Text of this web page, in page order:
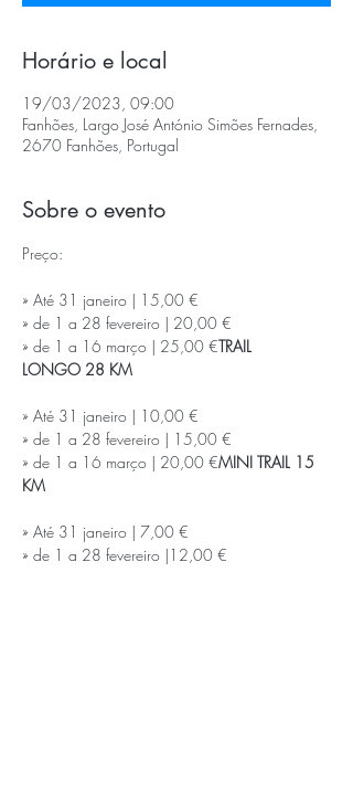
Horário e local
19/03/2023, 09:00
Fanhões, Largo José António Simões Fernades,
2670 Fanhões, Portugal
Sobre o evento
Preço:
» Até 31 janeiro | 15,00 €
» de 1 a 28 fevereiro | 20,00 €
» de 1 a 16 março | 25,00 €TRAIL
LONGO 28 KM
» Até 31 janeiro | 10,00 €
» de 1 a 28 fevereiro | 15,00 €
» de 1 a 16 março | 20,00 €MINI TRAIL 15
KM
» Até 31 janeiro | 7,00 €
» de 1 a 28 fevereiro |12,00 €